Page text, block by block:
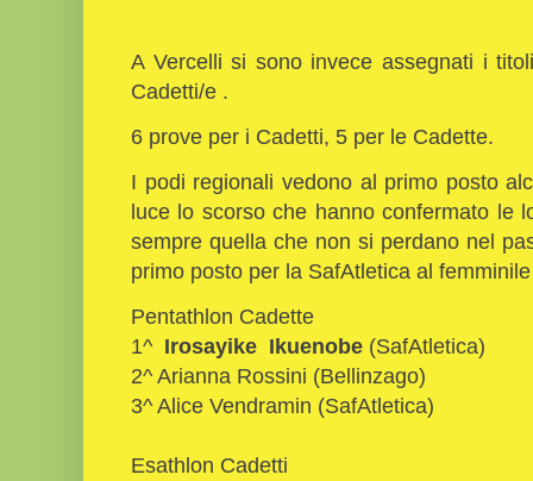
A Vercelli si sono invece assegnati i
Cadetti/e .
6 prove per i Cadetti, 5 per le Cadette.
I podi regionali vedono al primo posto
luce lo scorso che hanno confermato le
sempre quella che non si perdano nel
primo posto per la SafAtletica al
Pentathlon Cadette
1^ Irosayike Ikuenobe (SafAtletica)
2^ Arianna Rossini (Bellinzago)
3^ Alice Vendramin (SafAtletica)
Esathlon Cadetti